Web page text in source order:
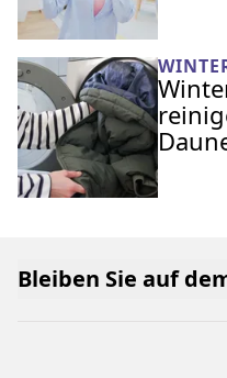
Bleiben Sie auf